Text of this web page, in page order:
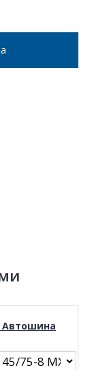
Автошина